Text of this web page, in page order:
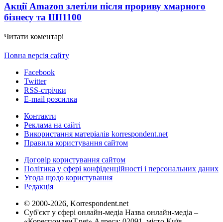
Акції Amazon злетіли після прориву хмарного
бізнесу та ШІ1100
Читати коментарі
Повна версія сайту
Facebook
Twitter
RSS-стрічки
E-mail розсилка
Контакти
Реклама на сайті
Використання матеріалів korrespondent.net
Правила користування сайтом
Договір користування сайтом
Політика у сфері конфіденційності і персональних даних
Угода щодо користування
Редакція
© 2000-2026, Korrespondent.net
Суб'єкт у сфері онлайн-медіа Назва онлайн-медіа –